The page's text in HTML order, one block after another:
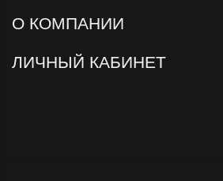
О КОМПАНИИ
ЛИЧНЫЙ КАБИНЕТ